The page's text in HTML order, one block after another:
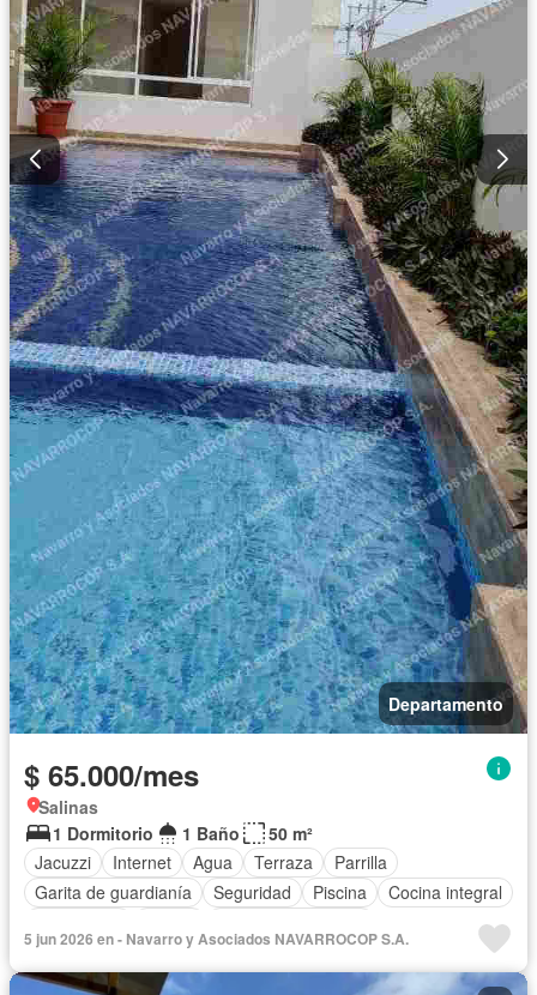
Departamento
$ 65.000/mes
Salinas
1 Dormitorio
1 Baño
50 m²
Jacuzzi
Internet Agua Terraza
Parrilla
Garita de guardianía
Seguridad Piscina
Cocina integral
Vista panorámica
Estacionamiento
Conserje
Acceso para personas con discapacidad
Ascensor
Wifi
5 jun 2026 en - Navarro y Asociados NAVARROCOP S.A.